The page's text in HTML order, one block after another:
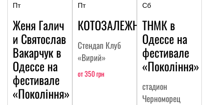
Пт
Женя Галич
и Святослав
Вакарчук в
Одессе на
фестивале
«Покоління»
Пт
КОТОЗАЛЕЖНОСТЬ
Стендап Клуб
«Вирий»
от 350 грн
Сб
ТНМК в
Одессе на
фестивале
«Покоління»
стадион
Черноморец